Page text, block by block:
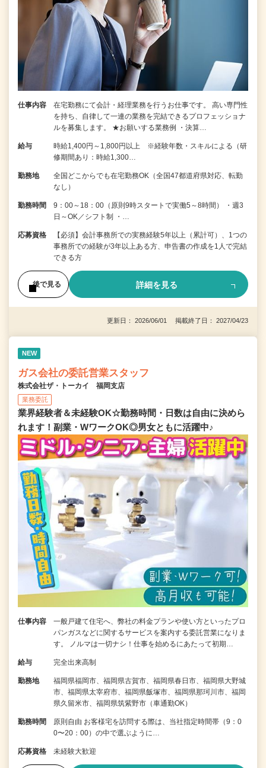
仕事内容
在宅勤務にて会計・経理業務を行うお仕事です。 高い専門性
を持ち、自律して一連の業務を完結できるプロフェッショナ
ルを募集します。 ★お願いする業務例 ・決算…
給与
時給1,400円～1,800円以上 ※経験年数・スキルによる（研
修期間あり：時給1,300…
勤務地
全国どこからでも在宅勤務OK（全国47都道府県対応、転勤
なし）
勤務時間
9：00～18：00（原則9時スタートで実働5～8時間） ・週3
日～OK／シフト制 ・…
応募資格
【必須】会計事務所での実務経験5年以上（累計可）、1つの
事務所での経験が3年以上ある方、申告書の作成を1人で完結
できる方
後で見る 詳細を見る
更新日： 2026/06/01 掲載終了日： 2027/04/23
NEW
ガス会社の委託営業スタッフ
株式会社ザ・トーカイ 福岡支店
業務委託
業界経験者＆未経験OK☆勤務時間・日数は自由に決めら
れます！副業・WワークOK◎男女ともに活躍中♪
仕事内容
一般戸建て住宅へ、弊社の料金プランや使い方といったプロ
パンガスなどに関するサービスを案内する委託営業になりま
す。 ノルマは一切ナシ！仕事を始めるにあたって初期…
給与 完全出来高制
勤務地
福岡県福岡市、福岡県古賀市、福岡県春日市、福岡県大野城
市、福岡県太宰府市、福岡県飯塚市、福岡県那珂川市、福岡
県久留米市、福岡県筑紫野市（車通勤OK）
勤務時間
原則自由 お客様宅を訪問する際は、当社指定時間帯（9：0
0〜20：00）の中で選ぶように…
応募資格 未経験大歓迎